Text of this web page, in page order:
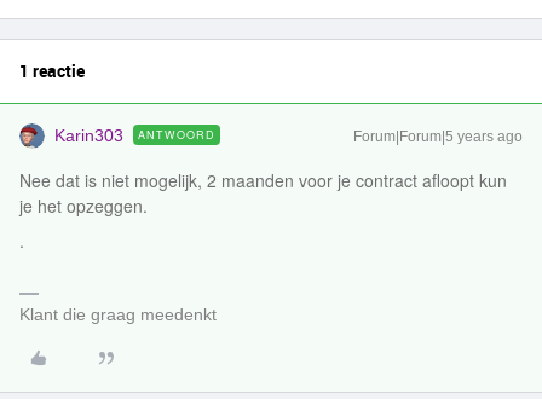
1 reactie
Karin303 ANTWOORD Forum|Forum|5 years ago
Nee dat is niet mogelijk, 2 maanden voor je contract afloopt kun
je het opzeggen.
.
Klant die graag meedenkt